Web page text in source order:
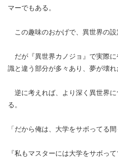
マーでもある。
この趣味のおかげで、異世界の設
だが『異世界カノジョ』で実際
識と違う部分が多々あり、夢が壊れ
逆に考えれば、より深く異世界に
る。
「だから俺は、大学をサボってる
『私もマスターには大学をサボっ